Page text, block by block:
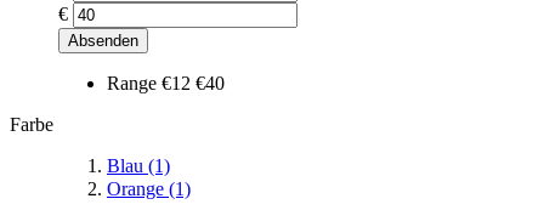
€
Absenden
Range €12 €40
Farbe
Blau (1)
Orange (1)